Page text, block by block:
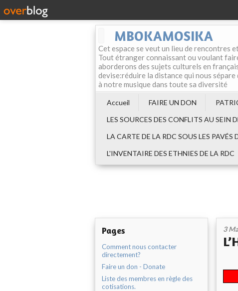
MBOKAMOSIKA
Cet espace se veut un lieu de rencontres
Tout étranger connaissant ou voulant
aborderons des sujets culturels en
devise:réduire la distance qui nous
à notre musique dans toute sa diversité
Accueil FAIRE UN DON
LES SOURCES DES CONFLITS AU SEIN
LA CARTE DE LA RDC SOUS LES PAVÉS
L'INVENTAIRE DES ETHNIES DE LA RDC
Pages
Comment nous contacter
directement?
Faire un don - Donate
Liste des membres en règle des
cotisations.
3